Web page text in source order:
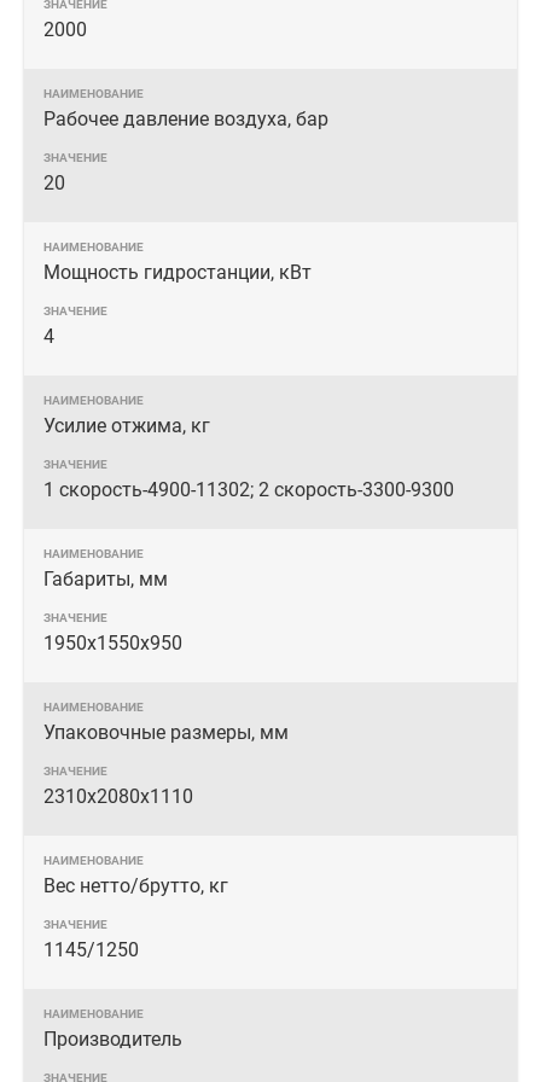
2000
Рабочее давление воздуха, бар
20
Мощность гидростанции, кВт
4
Усилие отжима, кг
1 скорость-4900-11302; 2 скорость-3300-9300
Габариты, мм
1950х1550х950
Упаковочные размеры, мм
2310х2080х1110
Вес нетто/брутто, кг
1145/1250
Производитель